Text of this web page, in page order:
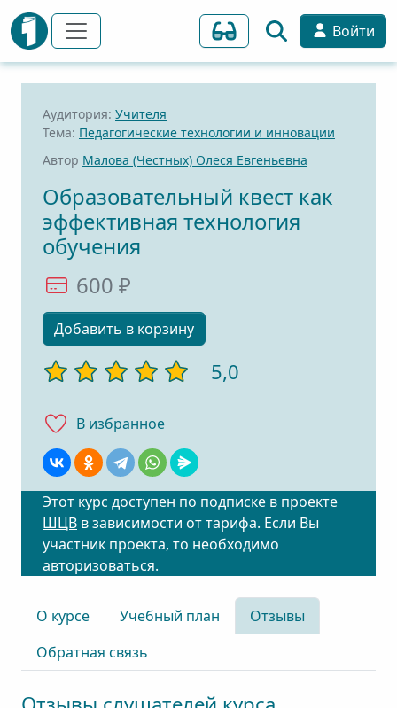
Войти
Аудитория: Учителя
Тема: Педагогические технологии и инновации
Автор Малова (Честных) Олеся Евгеньевна
Образовательный квест как
эффективная технология
обучения
600 ₽
Добавить в корзину
5,0
В избранноe
Этот курс доступен по подписке в проекте
ШЦВ в зависимости от тарифа. Если Вы
участник проекта, то необходимо
авторизоваться.
О курсе Учебный план
Отзывы
Обратная связь